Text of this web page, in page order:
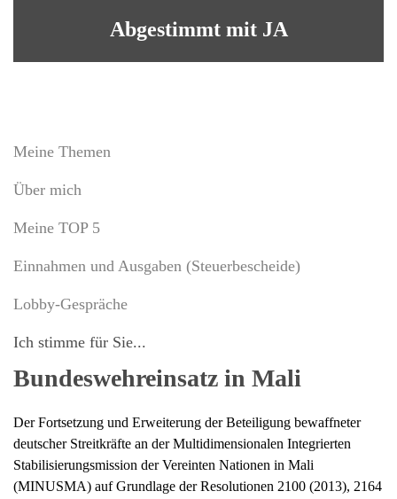
Abgestimmt mit JA
Meine Themen
Über mich
Meine TOP 5
Einnahmen und Ausgaben (Steuerbescheide)
Lobby-Gespräche
Ich stimme für Sie...
Bundeswehreinsatz in Mali
Der Fortsetzung und Erweiterung der Beteiligung bewaffneter
deutscher Streitkräfte an der Multidimensionalen Integrierten
Stabilisierungsmission der Vereinten Nationen in Mali
(MINUSMA) auf Grundlage der Resolutionen 2100 (2013), 2164